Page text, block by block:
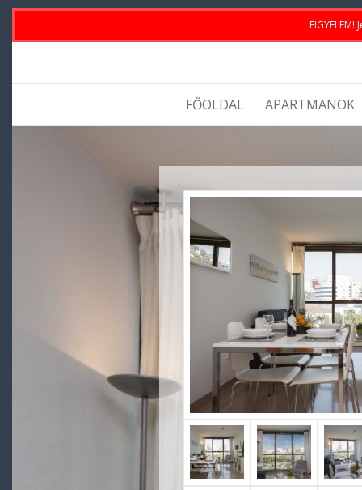
FŐOLDAL APARTMANOK